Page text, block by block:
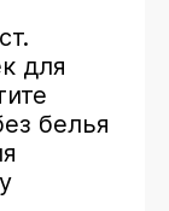
для
белья